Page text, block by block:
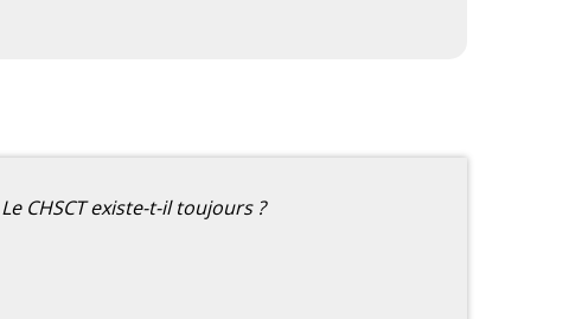
Le CHSCT existe-t-il toujours ?